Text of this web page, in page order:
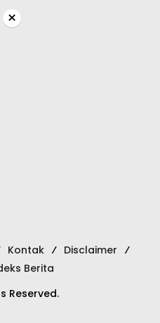
Kontak
Disclaimer
Berita
Reserved.
×